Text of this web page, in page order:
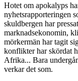
Hotet om apokalyps
nyhetsrapporteringen
skuldbergen har
marknadsekonomin,
mörkermän har tagit
konflikter har skördat
Afrika... Bara
verkar det som.